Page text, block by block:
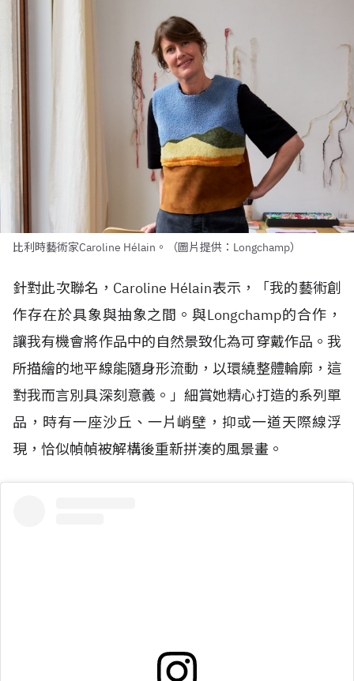
比利時藝術家Caroline Hélain。（圖片提供：Longchamp）
針對此次聯名，Caroline Hélain表示，「我的藝術創
作存在於具象與抽象之間。與Longchamp的合作，
讓我有機會將作品中的自然景致化為可穿戴作品。我
所描繪的地平線能隨身形流動，以環繞整體輪廓，這
對我而言別具深刻意義。」細賞她精心打造的系列單
品，時有一座沙丘、一片峭壁，抑或一道天際線浮
現，恰似幀幀被解構後重新拼湊的風景畫。